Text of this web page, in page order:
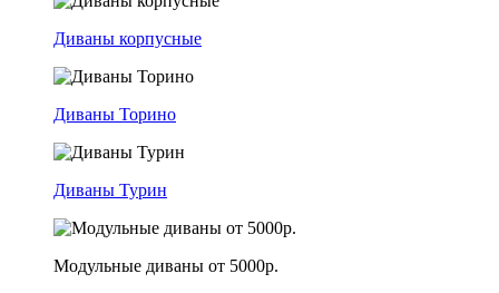
Диваны корпусные
Диваны Торино
Диваны Турин
Модульные диваны от 5000р.